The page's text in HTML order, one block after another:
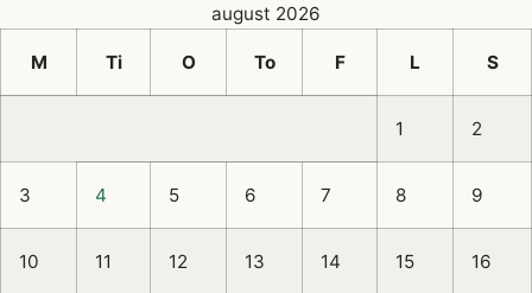
august 2026
M Ti O To F L S
1 2
3 4 5 6 7 8 9
10 11 12 13 14 15 16